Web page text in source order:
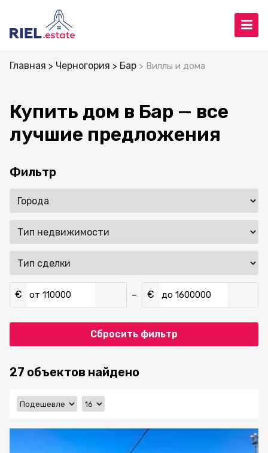
Главная Черногория Бар Виллы и дома
Купить дом в Бар — все
лучшие предложения
Фильтр
€ от – € до
Сбросить фильтр
27 объектов найдено